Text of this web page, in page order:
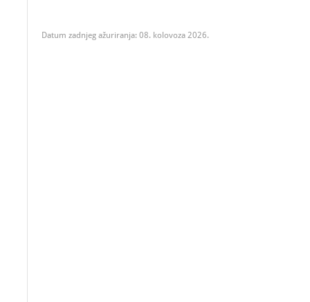
Datum zadnjeg ažuriranja: 08. kolovoza 2026.